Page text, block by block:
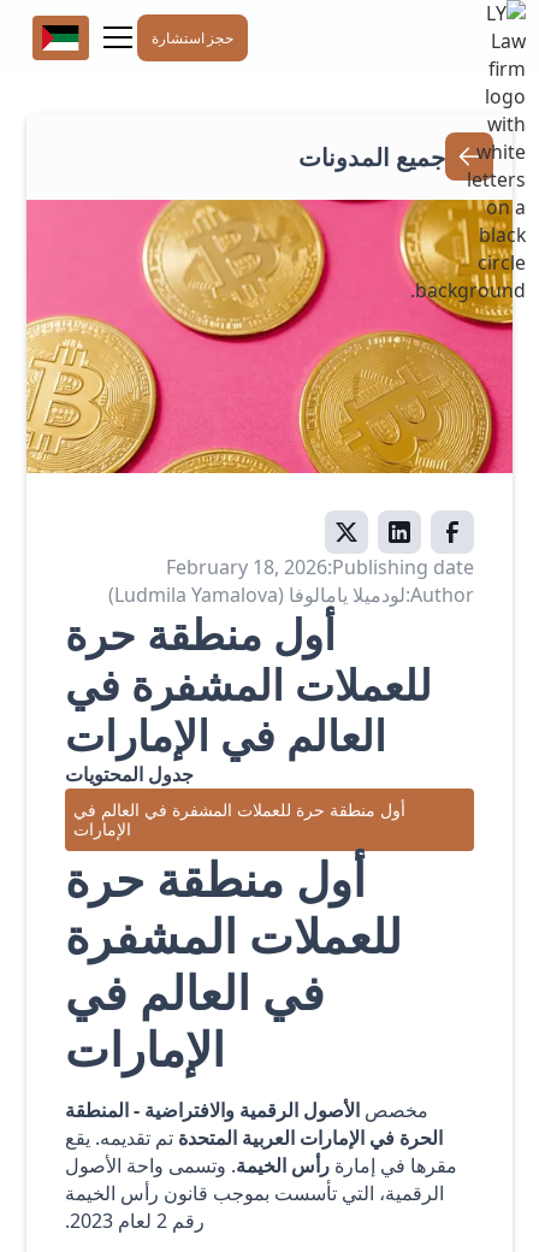
حجز استشارة
جميع المدونات
Publishing date:
February 18, 2026
Author: لودميلا يامالوفا (Ludmila Yamalova)
أول منطقة حرة
للعملات المشفرة في
العالم في الإمارات
جدول المحتويات
أول منطقة حرة للعملات المشفرة في العالم في
الإمارات
أول منطقة حرة
للعملات المشفرة
في العالم في
الإمارات
مخصصالأصول الرقمية والافتراضية - المنطقة
الحرة في الإمارات العربية المتحدة تم تقديمه. يقع
مقرها في إمارة رأس الخيمة. وتسمى واحة الأصول
الرقمية، التي تأسست بموجب قانون رأس الخيمة
رقم 2 لعام 2023.